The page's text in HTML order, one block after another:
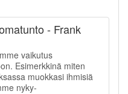
- Frank
vaikutus
Esimerkkinä miten
muokkasi ihmisiä
nyky-